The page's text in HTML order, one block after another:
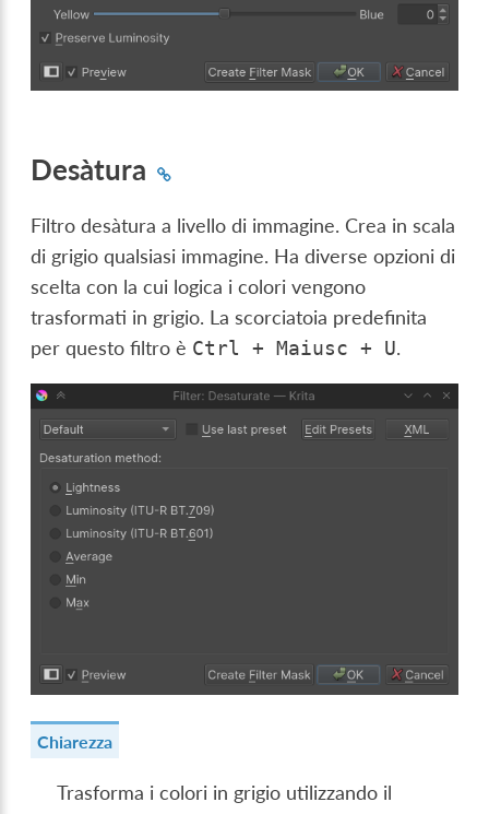
Desàtura
Filtro desàtura a livello di immagine. Crea in scala
di grigio qualsiasi immagine. Ha diverse opzioni di
scelta con la cui logica i colori vengono
trasformati in grigio. La scorciatoia predefinita
per questo filtro è Ctrl + Maiusc + U.
Chiarezza
Trasforma i colori in grigio utilizzando il